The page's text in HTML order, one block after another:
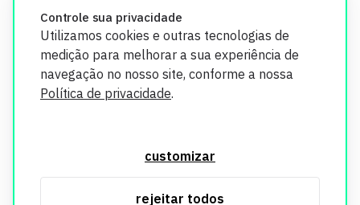
Controle sua privacidade
Utilizamos cookies e outras tecnologias de
medição para melhorar a sua experiência de
navegação no nosso site, conforme a nossa
Política de privacidade.
customizar
rejeitar todos
segurança. Todos os dados coletados em nosso site são
utilizados exclusivamente para fins de aprimoramento de
informações, consulte nossa Política de Privacidade.